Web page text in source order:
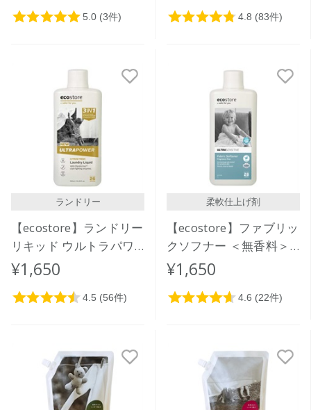
ランドリー
【ecostore】ランドリー
リキッド ウルトラパワ
ー925mL
¥1,650
柔軟仕上げ剤
【ecostore】ファブリッ
クソフナー ＜無香料＞
1L
¥1,650